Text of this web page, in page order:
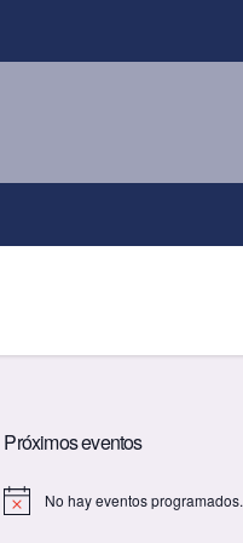
Próximos eventos
A
No hay eventos programados.